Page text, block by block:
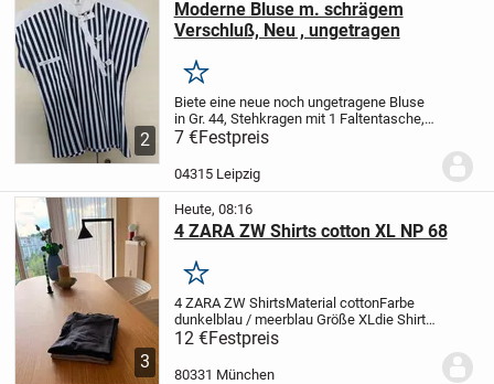
2
Moderne Bluse m. schrägem
Verschluß, Neu , ungetragen
Merken
Biete eine neue noch ungetragene Bluse
in Gr. 44, Stehkragen mit 1 Faltentasche, 1
Einstecktasche verdeckt,
weiß/schwarz gestreift, weißen
Schultersattel,
Jugoslawien,...
7 €Festpreis
04315 Leipzig
3
Heute, 08:16
4 ZARA ZW Shirts cotton XL NP 68
Merken
4 ZARA ZW ShirtsMaterial cottonFarbe
dunkelblau / meerblau Größe XL die Shirts
sind wunderschöne basics aus
hochwertiger Baumwolle - blickdicht
12 €Festpreis
80331 München